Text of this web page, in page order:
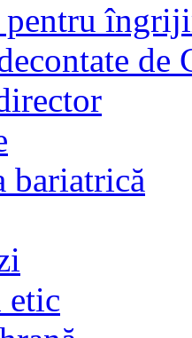
de
bariatrică
etic